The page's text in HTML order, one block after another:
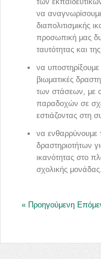
να
διαπολιτισμικής
προσωπική μας
ταυτότητας και
να
βιωματικές
των στάσεων, με
παραδοχών σε
εστιάζοντας στη
να ενθαρρύνουμε
δραστηριοτήτων
ικανότητας στο
σχολικής μονάδας.
« Προηγούμενη